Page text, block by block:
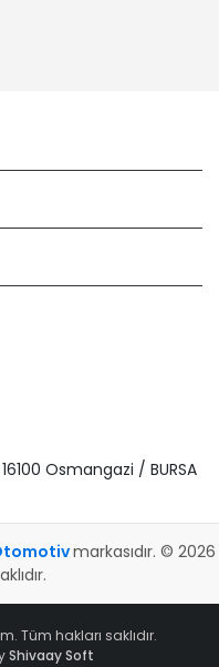
Osmangazi / BURSA
markasıdır. © 2026
Tüm hakları saklıdır.
Shivaay Soft